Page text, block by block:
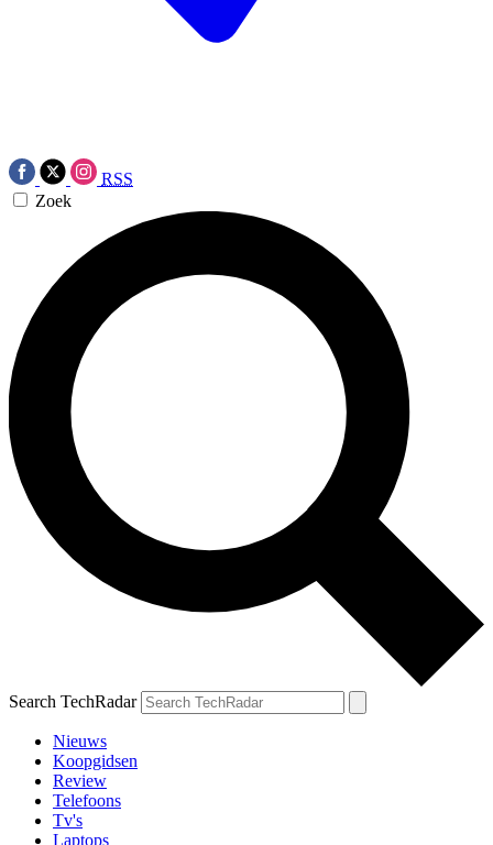
RSS
Zoek
Search TechRadar
Nieuws
Koopgidsen
Review
Telefoons
Tv's
Laptops